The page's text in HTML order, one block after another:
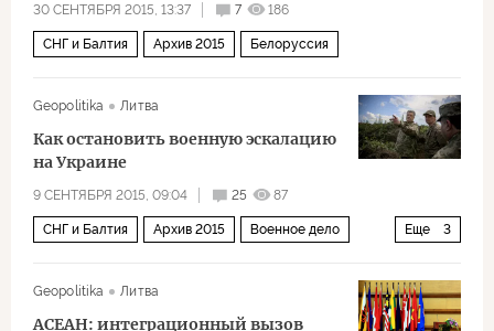
30 СЕНТЯБРЯ 2015, 13:37 7 186
СНГ и Балтия Архив 2015 Белоруссия
Geopolitika Литва
Как остановить военную эскалацию
на Украине
9 СЕНТЯБРЯ 2015, 09:04 25 87
Еще 3
СНГ и Балтия Архив 2015 Военное дело
Geopolitika
Литва
АСЕАН: интеграционный вызов